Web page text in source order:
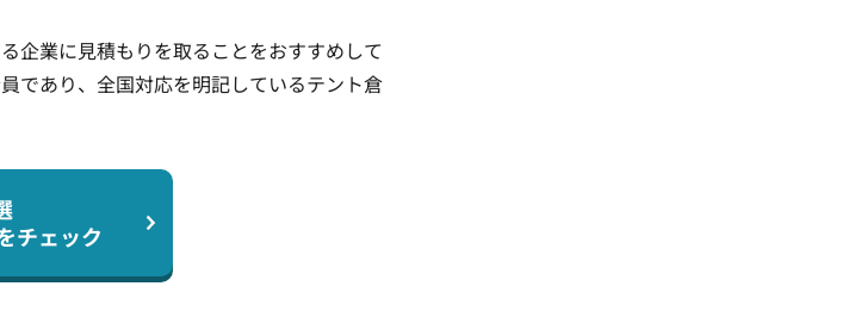
企業に見積もりを取ることをおすすめして
であり、全国対応を明記しているテント倉
チェック